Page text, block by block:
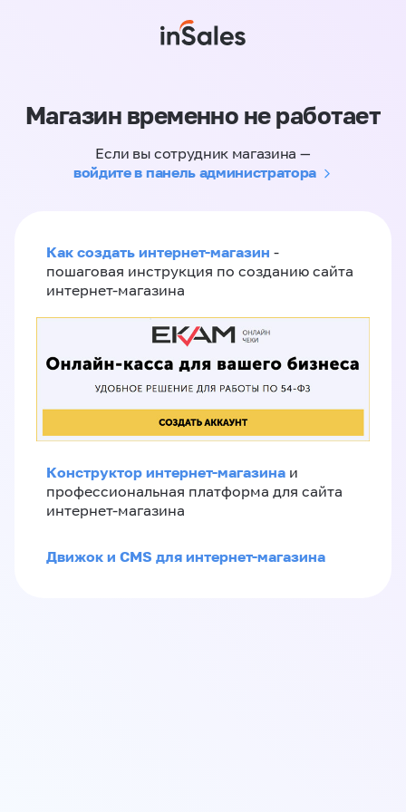
Магазин временно не работает
Если вы сотрудник магазина —
войдите в панель администратора
Как создать интернет-магазин -
пошаговая инструкция по созданию сайта
интернет-магазина
Конструктор интернет-магазина и
профессиональная платформа для сайта
интернет-магазина
Движок и CMS для интернет-магазина